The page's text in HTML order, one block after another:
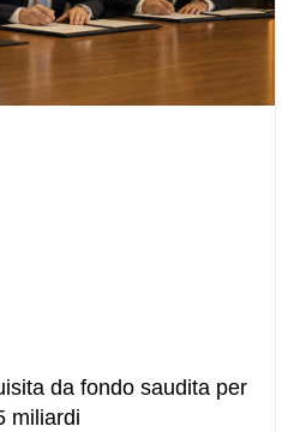
da fondo saudita per
miliardi